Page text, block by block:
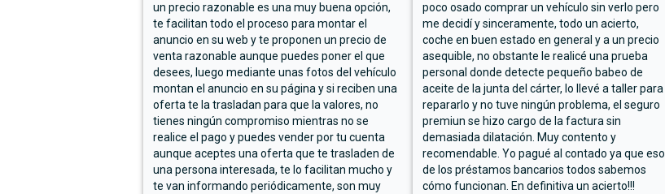
un precio razonable es una muy buena opción,
te facilitan todo el proceso para montar el
anuncio en su web y te proponen un precio de
venta razonable aunque puedes poner el que
desees, luego mediante unas fotos del vehículo
montan el anuncio en su página y si reciben una
oferta te la trasladan para que la valores, no
tienes ningún compromiso mientras no se
realice el pago y puedes vender por tu cuenta
aunque aceptes una oferta que te trasladen de
una persona interesada, te lo facilitan mucho y
te van informando periódicamente, son muy
poco osado comprar un vehículo sin verlo pero
me decidí y sinceramente, todo un acierto,
coche en buen estado en general y a un precio
asequible, no obstante le realicé una prueba
personal donde detecte pequeño babeo de
aceite de la junta del cárter, lo llevé a taller para
repararlo y no tuve ningún problema, el seguro
premiun se hizo cargo de la factura sin
demasiada dilatación. Muy contento y
recomendable. Yo pagué al contado ya que eso
de los préstamos bancarios todos sabemos
cómo funcionan. En definitiva un acierto!!!